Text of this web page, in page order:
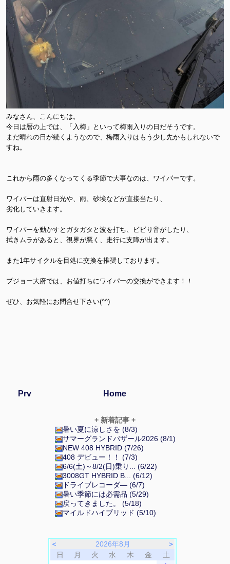
+ 新着記事 +
暑い夏に涼しさを (8/3)
サマーグランドバザール2026 (8/1)
NEW 408 HYBRID (7/26)
408 デビュー！！ (7/3)
6/6(土)～8/2(日)乗り... (6/22)
3008GT HYBRID B... (6/12)
ドライブレコーダ― (6/7)
暑い季節には必需品 (5/29)
戻ってきました。 (5/18)
マイルドハイブリッド (5/10)
＜ 2026年8月
＞
日
月 火 水 木 金 土
みなさん、こんにちは。
今日は暦の上では、「入梅」といって梅雨入りの日だそうです。
まだ晴れの日が続くようなので、梅雨入りはもう少し先かもしれないで
すね。
これから雨の多くなってくる季節で大事なのは、ワイパーです。
ワイパーは直射日光や、雨、砂埃などが直接当たり、
劣化していきます。
ワイパーを動かすとガタガタと波を打ち、ビビり音がしたり、
拭きムラがあると、視界が悪く、走行に支障が出ます。
また1年サイクルを目処に交換を推奨しております。
プジョー大府では、お値打ちにワイパーの交換ができます！！
ぜひ、お気軽にお問合せ下さい(^^)
Prv Home